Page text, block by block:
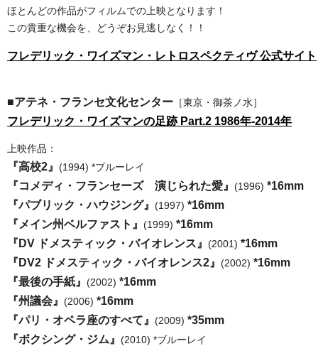
ほとんどの作品がフィルムでの上映となります！
この貴重な機会を、どうぞお見逃しなく！！
フレデリック・ワイズマン・レトロスペクティヴ 公式サイト
■アテネ・フランセ文化センター ［東京・御茶ノ水］
フレデリック・ワイズマンの足跡 Part.2 1986年-2014年
上映作品：
『高校2』 (1994) *ブルーレイ
『コメディ・フランセーズ 演じられた愛』 (1996) *16mm
『パブリック・ハウジング』 (1997) *16mm
『メイン州ベルファスト』 (1999) *16mm
『DV ドメスティック・バイオレンス』 (2001) *16mm
『DV2 ドメスティック・バイオレンス2』 (2002) *16mm
『最後の手紙』 (2002) *16mm
『州議会』 (2006) *16mm
『パリ・オペラ座のすべて』 (2009) *35mm
『ボクシング・ジム』 (2010) *ブルーレイ